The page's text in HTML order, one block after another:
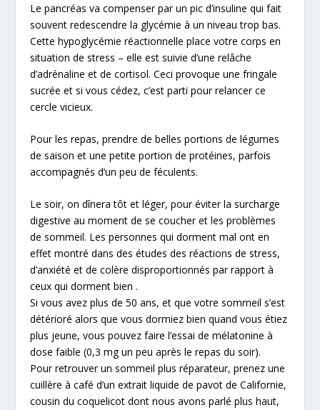
Le pancréas va compenser par un pic d’insuline qui fait
souvent redescendre la glycémie à un niveau trop bas.
Cette hypoglycémie réactionnelle place votre corps en
situation de stress – elle est suivie d’une relâche
d’adrénaline et de cortisol. Ceci provoque une fringale
sucrée et si vous cédez, c’est parti pour relancer ce
cercle vicieux.
Pour les repas, prendre de belles portions de légumes
de saison et une petite portion de protéines, parfois
accompagnés d’un peu de féculents.
Le soir, on dînera tôt et léger, pour éviter la surcharge
digestive au moment de se coucher et les problèmes
de sommeil. Les personnes qui dorment mal ont en
effet montré dans des études des réactions de stress,
d’anxiété et de colère disproportionnés par rapport à
ceux qui dorment bien .
Si vous avez plus de 50 ans, et que votre sommeil s’est
détérioré alors que vous dormiez bien quand vous étiez
plus jeune, vous pouvez faire l’essai de mélatonine à
dose faible (0,3 mg un peu après le repas du soir).
Pour retrouver un sommeil plus réparateur, prenez une
cuillère à café d’un extrait liquide de pavot de Californie,
cousin du coquelicot dont nous avons parlé plus haut,